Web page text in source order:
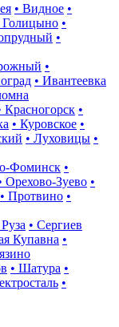
• Видное •
Голицыно •
•
•
• Ивантеевка
Красногорск •
• Куровское •
• Луховицы •
Фоминск •
Орехово-Зуево •
• Протвино •
Руза • Сергиев
Купавна •
• Шатура •
•